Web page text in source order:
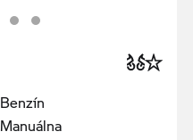
Benzín
Manuálna